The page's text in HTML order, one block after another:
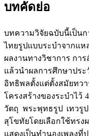
บทคัดย่อ
บทความวิจัยฉบับนี้เป็นก
ไทยรูปแบบระบำจากแห
ผลงานทางวิชาการ ก
แล้วนำผลการศึกษาปร
อิทธิพลตั้งแต่ตั้งสมัยทว
โครงสร้างของระบำไ
วัตถุ พระพุทธรูป เทวรู
สุโขทัยโดยเลือกใช้ทร
แสดงเป็นทำนองเพลง